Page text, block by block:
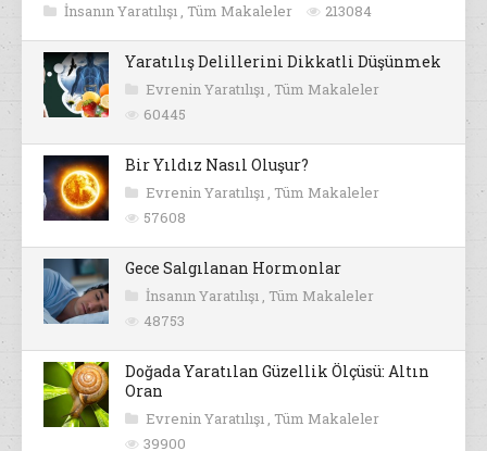
İnsanın Yaratılışı , Tüm Makaleler 213084
Yaratılış Delillerini Dikkatli Düşünmek
Evrenin Yaratılışı , Tüm Makaleler
60445
Bir Yıldız Nasıl Oluşur?
Evrenin Yaratılışı , Tüm Makaleler
57608
Gece Salgılanan Hormonlar
İnsanın Yaratılışı , Tüm Makaleler
48753
Doğada Yaratılan Güzellik Ölçüsü: Altın
Oran
Evrenin Yaratılışı , Tüm Makaleler
39900